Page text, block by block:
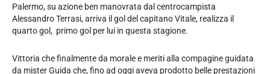
Palermo, su azione ben manovrata dal centrocampista
Alessandro Terrasi, arriva il gol del capitano Vitale, realizza il
quarto gol, primo gol per lui in questa stagione.
Vittoria che finalmente da morale e meriti alla compagine guidata
da mister Guida che, fino ad oggi aveva prodotto belle prestazioni